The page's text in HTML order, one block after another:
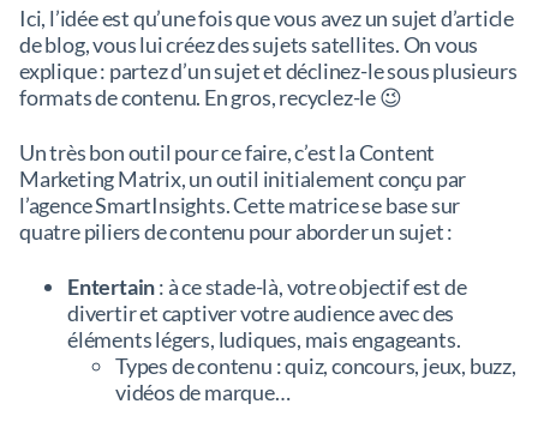
Ici, l’idée est qu’une fois que vous avez un sujet d’article
de blog, vous lui créez des sujets satellites. On vous
explique : partez d’un sujet et déclinez-le sous plusieurs
formats de contenu. En gros, recyclez-le 😉
Un très bon outil pour ce faire, c’est la Content
Marketing Matrix, un outil initialement conçu par
l’agence SmartInsights. Cette matrice se base sur
quatre piliers de contenu pour aborder un sujet :
Entertain: à ce stade-là, votre objectif est de
divertir et captiver votre audience avec des
éléments légers, ludiques, mais engageants.
Types de contenu : quiz, concours, jeux, buzz,
vidéos de marque…